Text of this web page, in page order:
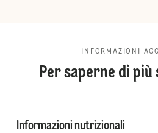
INFORMAZIONI
Per saperne di
Informazioni nutrizionali